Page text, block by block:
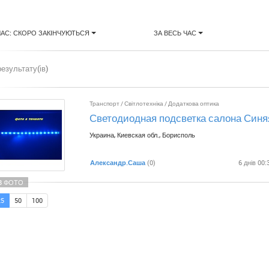
СКОРО ЗАКІНЧУЮТЬСЯ ЗА ВЕСЬ ЧАС
ФОТО
Транспорт/Світлотехніка/Додаткова оптика
Светодиодная подсветка салона
Украина, Киевская обл., Борисполь
Александр.Саша (0) 6 днів
50 100